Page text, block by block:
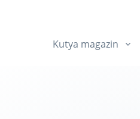
Kutya magazin